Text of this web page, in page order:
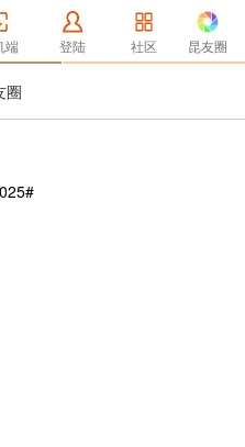
端 登陆 社区 昆友圈
圈